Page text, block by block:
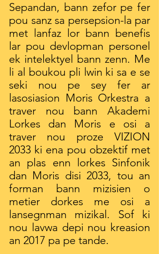
Sepandan, bann zefor pe fer
pou sanz sa persepsion-la par
met lanfaz lor bann benefis
lar pou devlopman personel
ek intelektyel bann zenn. Me
li al boukou pli lwin ki sa e se
seki nou pe sey fer ar
lasosiasion Moris Orkestra a
traver nou bann Akademi
Lorkes dan Moris e osi a
traver nou proze VIZION
2033 ki ena pou obzektif met
an plas enn lorkes Sinfonik
dan Moris disi 2033, tou an
forman bann mizisien o
metier dorkes me osi a
lansegnman mizikal. Sof ki
nou lavwa depi nou kreasion
an 2017 pa pe tande.